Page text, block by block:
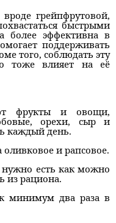
грейпфрутовой,
быстрыми
более эффективна в
поддерживать
того, соблюдать эту
тоже влияет на её
фрукты и овощи,
орехи, сыр и
каждый день.
и рапсовое.
нужно есть как можно
из рациона.
минимум два раза в